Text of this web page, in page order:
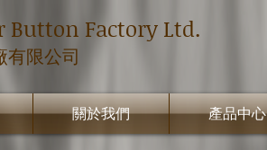
Button Factory Ltd.
有限公司
關於我們 產品中心